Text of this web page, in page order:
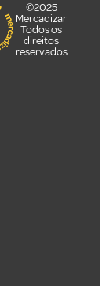
©2025
Mercadizar
Todos os
direitos
reservados